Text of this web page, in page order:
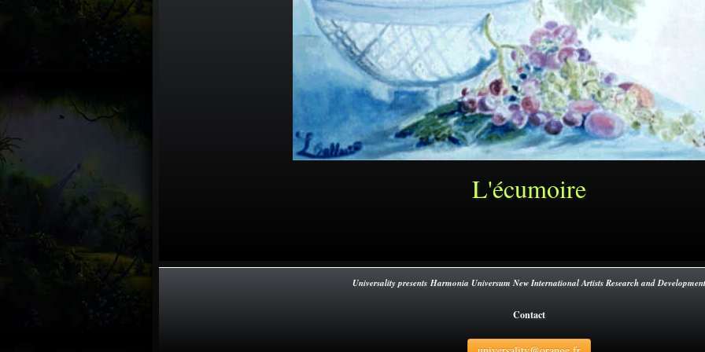
L'écumoire
Universality presents Harmonia Universum New International Artists Research and Development
Contact